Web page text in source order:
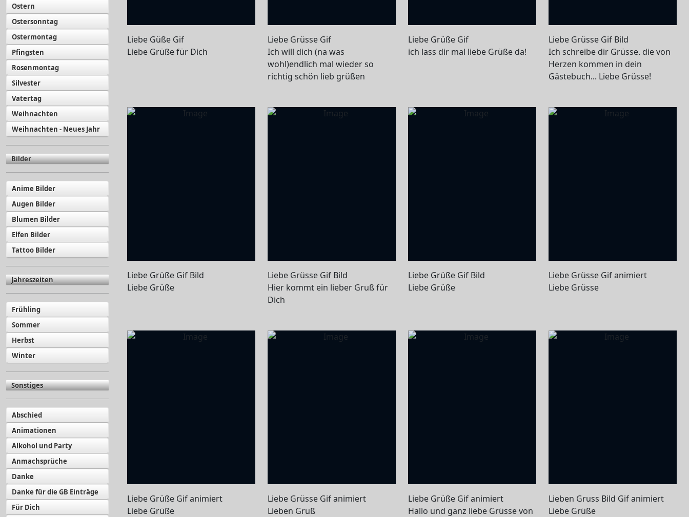
Ostern
Ostersonntag
Ostermontag
Pfingsten
Rosenmontag
Silvester
Vatertag
Weihnachten
Weihnachten - Neues Jahr
Bilder
Anime Bilder
Augen Bilder
Blumen Bilder
Elfen Bilder
Tattoo Bilder
Jahreszeiten
Frühling
Sommer
Herbst
Winter
Sonstiges
Abschied
Animationen
Alkohol und Party
Anmachsprüche
Danke
Danke für die GB Einträge
Für Dich
Liebe Güße Gif
Liebe Grüße für Dich
Liebe Grüsse Gif
Ich will dich (na was
wohl)endlich mal wieder so
richtig schön lieb grüßen
Liebe Grüße Gif
ich lass dir mal liebe Grüße da!
Liebe Grüsse Gif Bild
Ich schreibe dir Grüsse. die von
Herzen kommen in dein
Gästebuch... Liebe Grüsse!
Liebe Grüße Gif Bild
Liebe Grüße
Liebe Grüsse Gif Bild
Hier kommt ein lieber Gruß für
Dich
Liebe Grüße Gif Bild
Liebe Grüße
Liebe Grüsse Gif animiert
Liebe Grüsse
Liebe Grüße Gif animiert
Liebe Grüße
Liebe Grüsse Gif animiert
Lieben Gruß
Liebe Grüße Gif animiert
Hallo und ganz liebe Grüsse von
Lieben Gruss Bild Gif animiert
Liebe Grüße